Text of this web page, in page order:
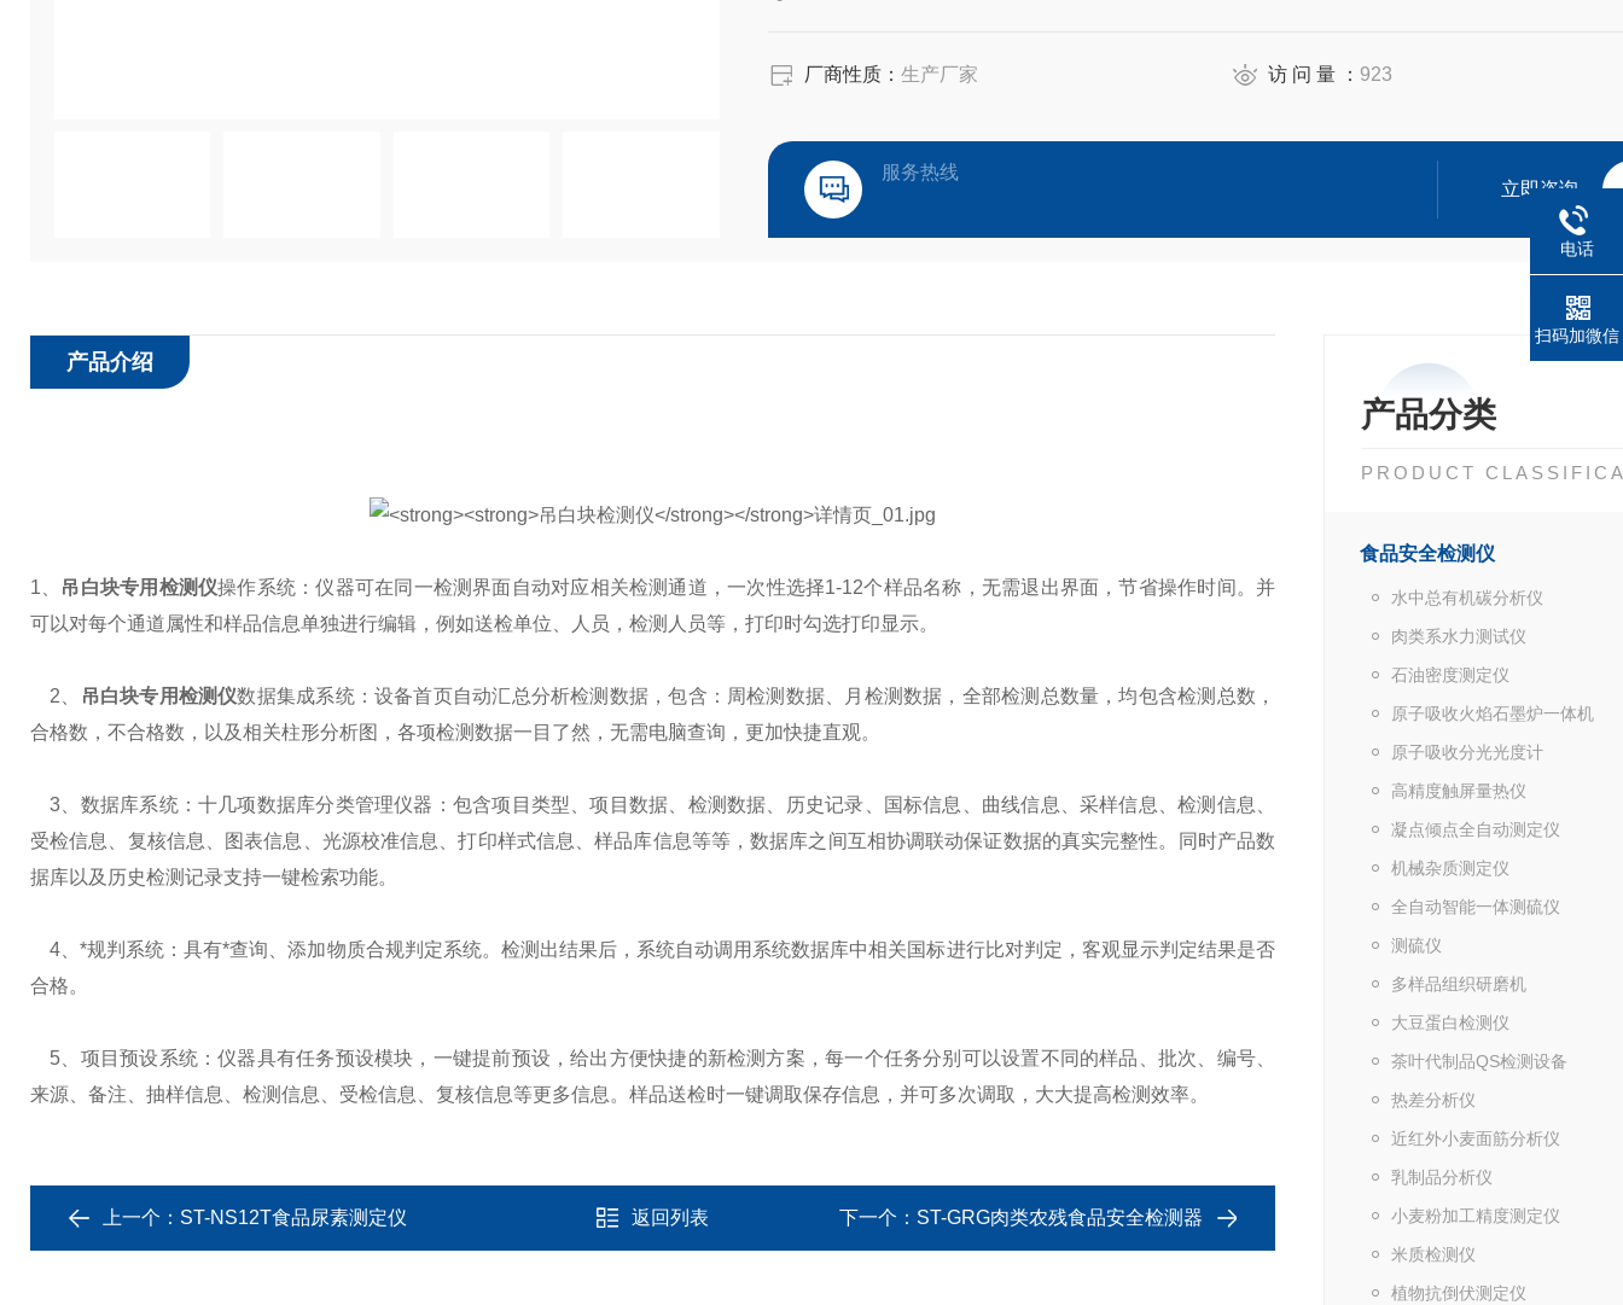
厂商性质： 生产厂家 访 问 量 ： 923
服务热线
立即咨询
产品分类
PRODUCT
食品安全检测仪
水中总有机碳分析仪
肉类系水力测试仪
石油密度测定仪
原子吸收火焰石墨炉一体机
原子吸收分光光度计
高精度触屏量热仪
凝点倾点全自动测定仪
机械杂质测定仪
全自动智能一体测硫仪
测硫仪
多样品组织研磨机
大豆蛋白检测仪
茶叶代制品QS检测设备
热差分析仪
近红外小麦面筋分析仪
乳制品分析仪
小麦粉加工精度测定仪
米质检测仪
植物抗倒伏测定仪
产品介绍
1、 吊白块专用检测仪操作系统：仪器可在同一检测界面自动对应相关检测通道，一次性选择1-12个样品名称，无需退出界面，节省操作时间。并
可以对每个通道属性和样品信息单独进行编辑，例如送检单位、人员，检测人员等，打印时勾选打印显示。
2、 吊白块专用检测仪数据集成系统：设备首页自动汇总分析检测数据，包含：周检测数据、月检测数据，全部检测总数量，均包含检测总数，
合格数，不合格数，以及相关柱形分析图，各项检测数据一目了然，无需电脑查询，更加快捷直观。
3、数据库系统：十几项数据库分类管理仪器：包含项目类型、项目数据、检测数据、历史记录、国标信息、曲线信息、采样信息、检测信息、
受检信息、复核信息、图表信息、光源校准信息、打印样式信息、样品库信息等等，数据库之间互相协调联动保证数据的真实完整性。同时产品数
据库以及历史检测记录支持一键检索功能。
4、*规判系统：具有*查询、添加物质合规判定系统。检测出结果后，系统自动调用系统数据库中相关国标进行比对判定，客观显示判定结果是否
合格。
5、项目预设系统：仪器具有任务预设模块，一键提前预设，给出方便快捷的新检测方案，每一个任务分别可以设置不同的样品、批次、编号、
来源、备注、抽样信息、检测信息、受检信息、复核信息等更多信息。样品送检时一键调取保存信息，并可多次调取，大大提高检测效率。
上一个： ST-NS12T食品尿素测定仪 返回列表 下一个： ST-GRG肉类农残食品安全检测器
电话
扫码加微信